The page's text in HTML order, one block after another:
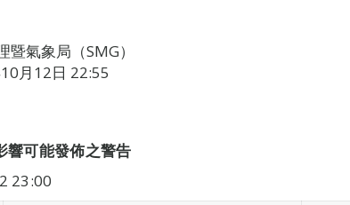
暨氣象局（SMG）
月12日 22:55
響可能發佈之警告
23:00